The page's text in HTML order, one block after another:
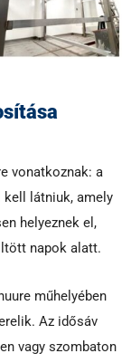
vonatkoznak: a
kell látniuk, amely
helyeznek el,
napok alatt.
műhelyében
Az idősáv
vagy szombaton